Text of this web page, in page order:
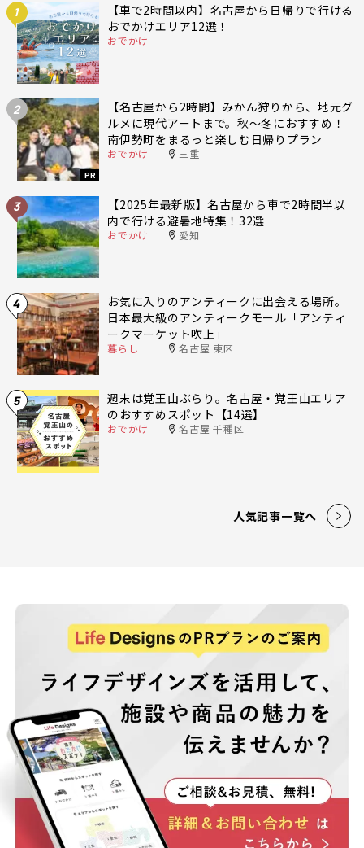
1
【車で2時間以内】名古屋から日帰りで行ける
おでかけエリア12選！
おでかけ
2
PR
【名古屋から2時間】みかん狩りから、地元グ
ルメに現代アートまで。秋〜冬におすすめ！
南伊勢町をまるっと楽しむ日帰りプラン
おでかけ 三重
3
【2025年最新版】名古屋から車で2時間半以
内で行ける避暑地特集！32選
おでかけ 愛知
4
お気に入りのアンティークに出会える場所。
日本最大級のアンティークモール「アンティ
ークマーケット吹上」
暮らし 名古屋 東区
5
週末は覚王山ぶらり。名古屋・覚王山エリア
のおすすめスポット【14選】
おでかけ 名古屋 千種区
人気記事一覧へ